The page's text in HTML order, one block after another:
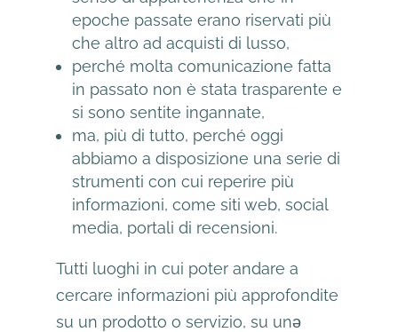
epoche passate erano riservati più
che altro ad acquisti di lusso,
perché molta comunicazione fatta
in passato non è stata trasparente e
si sono sentite ingannate,
ma, più di tutto, perché oggi
abbiamo a disposizione una serie di
strumenti con cui reperire più
informazioni, come siti web, social
media, portali di recensioni.
Tutti luoghi in cui poter andare a
cercare informazioni più approfondite
su un prodotto o servizio, su unǝ